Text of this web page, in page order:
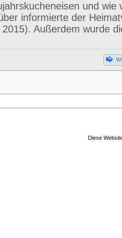
und wie
informierte der
Außerdem wurde
Diese